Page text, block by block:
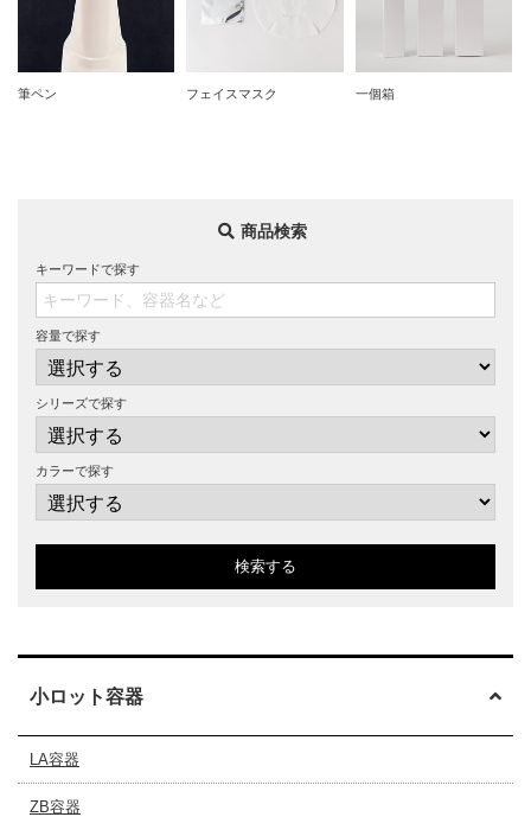
筆ペン フェイスマスク 一個箱
商品検索
キーワードで探す
容量で探す
シリーズで探す
カラーで探す
検索する
小ロット容器
LA容器
ZB容器